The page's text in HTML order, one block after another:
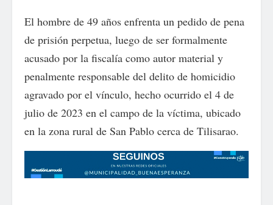
El hombre de 49 años enfrenta un pedido de pena
de prisión perpetua, luego de ser formalmente
acusado por la fiscalía como autor material y
penalmente responsable del delito de homicidio
agravado por el vínculo, hecho ocurrido el 4 de
julio de 2023 en el campo de la víctima, ubicado
en la zona rural de San Pablo cerca de Tilisarao.